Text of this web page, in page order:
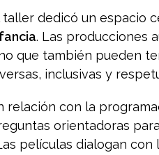
taller dedicó un espacio
. Las producciones
que también pueden
inclusivas y
relación con la
orientadoras
películas dialogan con